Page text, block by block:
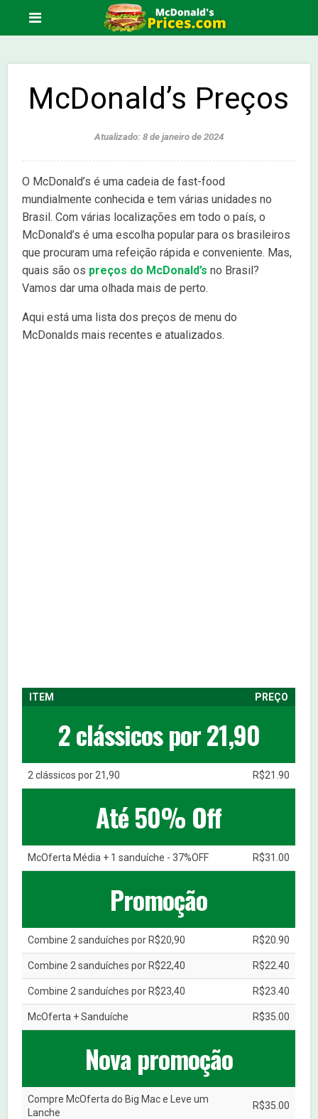
McDonald’s Preços
Atualizado: 8 de janeiro de 2024
O McDonald’s é uma cadeia de fast-food
mundialmente conhecida e tem várias unidades no
Brasil. Com várias localizações em todo o país, o
McDonald’s é uma escolha popular para os brasileiros
que procuram uma refeição rápida e conveniente. Mas,
quais são os preços do McDonald’s no Brasil?
Vamos dar uma olhada mais de perto.
Aqui está uma lista dos preços de menu do
McDonalds mais recentes e atualizados.
ITEM PREÇO
2 clássicos por 21,90
2 clássicos por 21,90 R$21.90
Até 50% Off
McOferta Média + 1 sanduíche - 37%OFF R$31.00
Promoção
Combine 2 sanduíches por R$20,90 R$20.90
Combine 2 sanduíches por R$22,40 R$22.40
Combine 2 sanduíches por R$23,40 R$23.40
McOferta + Sanduíche R$35.00
Nova promoção
Compre McOferta do Big Mac e Leve um
Lanche
R$35.00